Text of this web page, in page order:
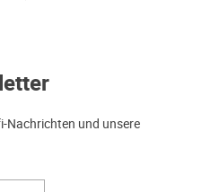
Nachrichten und unsere